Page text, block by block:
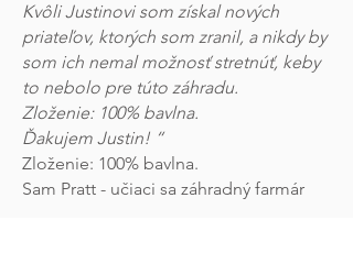
Kvôli Justinovi som získal nových
priateľov, ktorých som zranil, a nikdy by
som ich nemal možnosť stretnúť, keby
to nebolo pre túto záhradu.
Zloženie: 100% bavlna.
Ďakujem Justin! “
Zloženie: 100% bavlna.
Sam Pratt - učiaci sa záhradný farmár